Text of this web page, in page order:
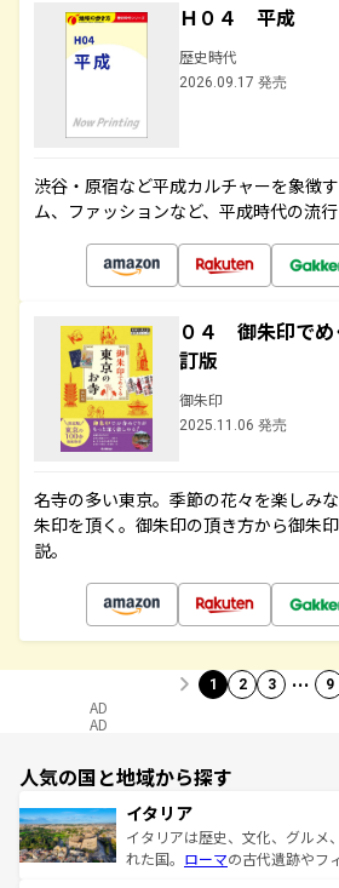
Ｈ０４ 平成
歴史時代
2026.09.17 発売
渋谷・原宿など平成カルチャーを象徴
ム、ファッションなど、平成時代の流
０４ 御朱印で
訂版
御朱印
2025.11.06 発売
名寺の多い東京。季節の花々を楽しみ
朱印を頂く。御朱印の頂き方から御朱
説。
1 2 3 … 9
AD
AD
人気の国と地域から探す
イタリア
イタリアは歴史、文化、グルメ
れた国。 ローマの古代遺跡やフ